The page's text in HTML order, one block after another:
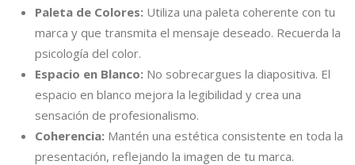
Paleta de Colores: Utiliza una paleta coherente con tu
marca y que transmita el mensaje deseado. Recuerda la
psicología del color.
Espacio en Blanco: No sobrecargues la diapositiva. El
espacio en blanco mejora la legibilidad y crea una
sensación de profesionalismo.
Coherencia: Mantén una estética consistente en toda la
presentación, reflejando la imagen de tu marca.